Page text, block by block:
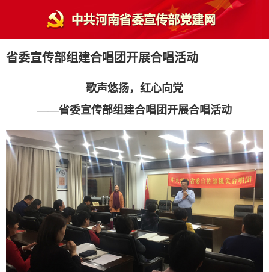
省委宣传部组建合唱团开展合唱活动
歌声悠扬，红心向党
——省委宣传部组建合唱团开展合唱活动